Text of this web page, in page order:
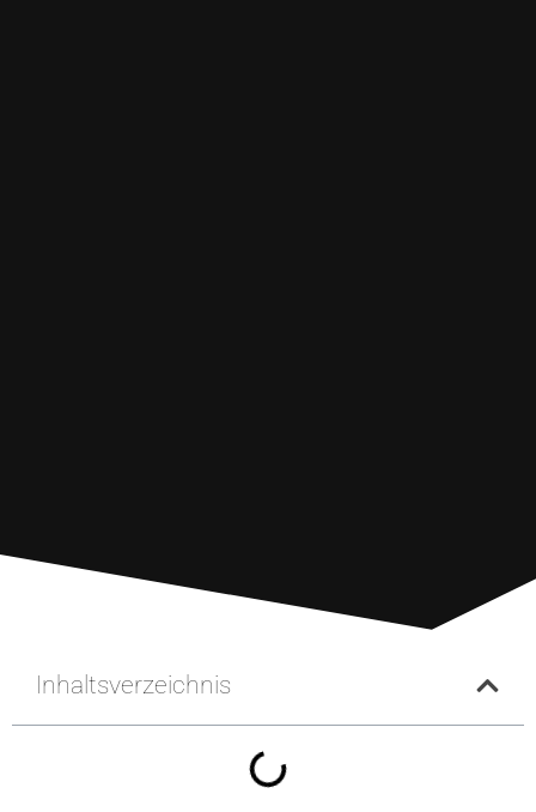
Inhaltsverzeichnis